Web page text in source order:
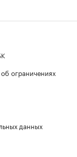
ограничениях
данных